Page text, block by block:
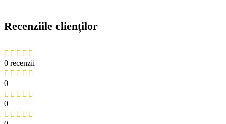
Recenziile clienților
0 recenzii
0
0